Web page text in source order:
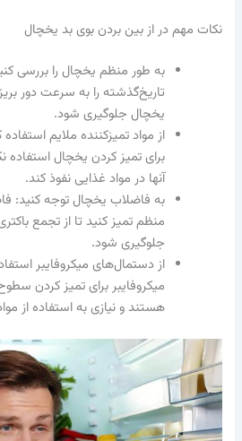
نکات مهم در از بین بردن بوی بد یخچال
به طور منظم یخچال را بررسی
تاریخ‌گذشته را به سرعت دور
یخچال جلوگیری شود.
از مواد تمیزکننده ملایم
برای تمیز کردن یخچال استفاده
آنها در مواد غذایی نفوذ کند.
به فاضلاب یخچال توجه کنید:
منظم تمیز کنید تا از تجمع
جلوگیری شود.
از دستمال‌های میکروفایبر
میکروفایبر برای تمیز کردن
هستند و نیازی به استفاده از